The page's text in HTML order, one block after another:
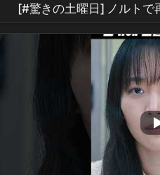
[#驚きの土曜日] ノルトで
ン・グンデ⁉️ キム・ムヨ
ドッペルゲンガー